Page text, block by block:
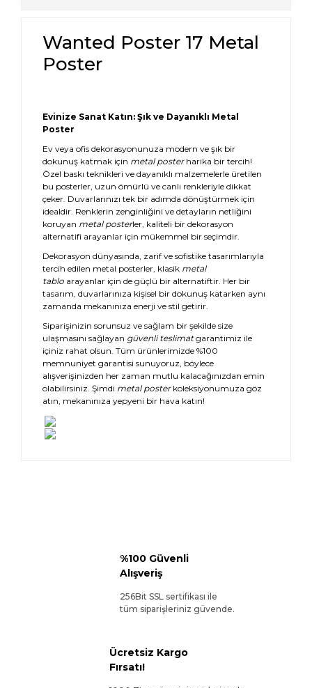
Wanted Poster 17 Metal
Poster
Evinize Sanat Katın: Şık ve Dayanıklı Metal
Poster
Ev veya ofis dekorasyonunuza modern ve şık bir
dokunuş katmak için metal posterharika bir tercih!
Özel baskı teknikleri ve dayanıklı malzemelerle üretilen
bu posterler, uzun ömürlü ve canlı renkleriyle dikkat
çeker. Duvarlarınızı tek bir adımda dönüştürmek için
idealdir. Renklerin zenginliğini ve detayların netliğini
koruyan metal posterler, kaliteli bir dekorasyon
alternatifi arayanlar için mükemmel bir seçimdir.
Dekorasyon dünyasında, zarif ve sofistike tasarımlarıyla
tercih edilen metal posterler, klasik metal
tablo arayanlar için de güçlü bir alternatiftir. Her bir
tasarım, duvarlarınıza kişisel bir dokunuş katarken aynı
zamanda mekanınıza enerji ve stil getirir.
Siparişinizin sorunsuz ve sağlam bir şekilde size
ulaşmasını sağlayan güvenli teslimatgarantimiz ile
içiniz rahat olsun. Tüm ürünlerimizde %100
memnuniyet garantisi sunuyoruz, böylece
alışverişinizden her zaman mutlu kalacağınızdan emin
olabilirsiniz. Şimdi metal posterkoleksiyonumuza göz
atın, mekanınıza yepyeni bir hava katın!
%100 Güvenli
Alışveriş
256Bit SSL sertifikası ile
tüm siparişleriniz güvende.
Ücretsiz Kargo
Fırsatı!